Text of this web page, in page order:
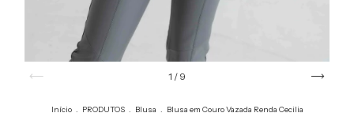
1 / 9
Início . PRODUTOS . Blusa . Blusa em Couro Vazada Renda Cecilia